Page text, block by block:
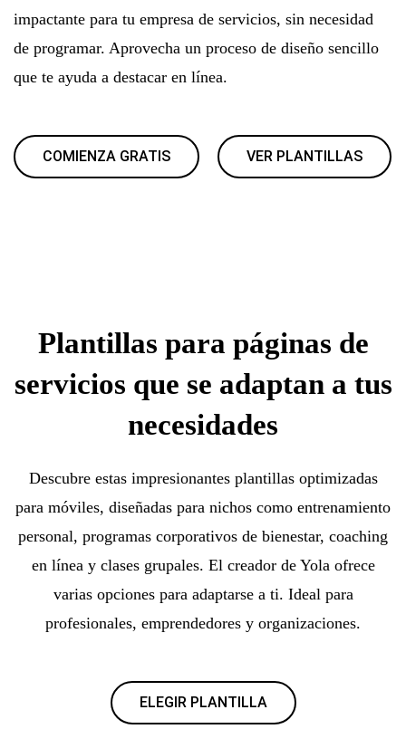
impactante para tu empresa de servicios, sin necesidad
de programar. Aprovecha un proceso de diseño sencillo
que te ayuda a destacar en línea.
COMIENZA GRATIS VER PLANTILLAS
Plantillas para páginas de
servicios que se adaptan a tus
necesidades
Descubre estas impresionantes plantillas optimizadas
para móviles, diseñadas para nichos como entrenamiento
personal, programas corporativos de bienestar, coaching
en línea y clases grupales. El creador de Yola ofrece
varias opciones para adaptarse a ti. Ideal para
profesionales, emprendedores y organizaciones.
ELEGIR PLANTILLA